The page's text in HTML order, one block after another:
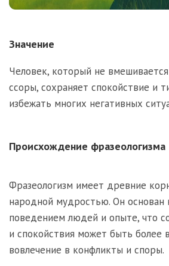
Значение
Человек, который не
ссоры, сохраняет спокойствие и
избежать многих негативных
Происхождение фразеологизма
Фразеологизм имеет древние
народной мудростью. Он основан
поведением людей и опыте, что
и спокойствия может быть более
вовлечение в конфликты и споры.